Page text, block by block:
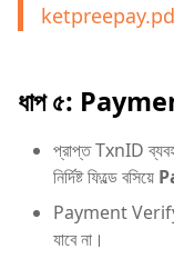
ধাপ ৫:
প্রাপ্ত TxnID
নির্দিষ্ট ফিল্ডে বসিয়ে
Payment Verify
যাবে না।